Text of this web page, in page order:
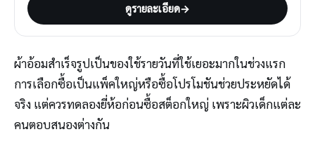
ดูรายละเอียด→
ผ้าอ้อมสำเร็จรูปเป็นของใช้รายวันที่ใช้เยอะมากในช่วงแรก
การเลือกซื้อเป็นแพ็คใหญ่หรือซื้อโปรโมชันช่วยประหยัดได้
จริง แต่ควรทดลองยี่ห้อก่อนซื้อสต็อกใหญ่ เพราะผิวเด็กแต่ละ
คนตอบสนองต่างกัน